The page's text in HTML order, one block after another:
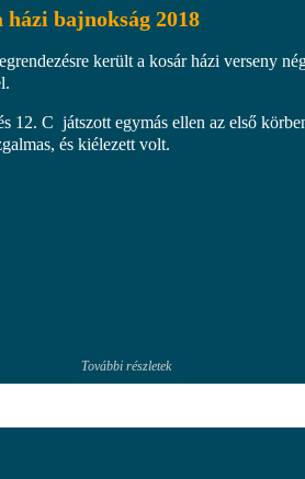
bajnokság 2018
került a kosár házi verseny
12. C játszott egymás ellen az első
és kiélezett volt.
További részletek